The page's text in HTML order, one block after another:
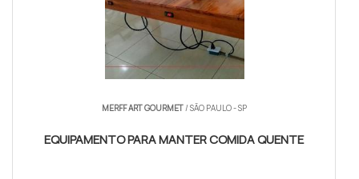
MERFF ART GOURMET/ SÃO PAULO - SP
EQUIPAMENTO PARA MANTER COMIDA QUENTE